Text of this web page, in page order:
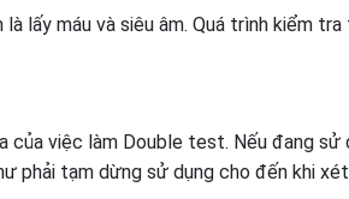
lấy máu và siêu âm. Quá trình kiểm
việc làm Double test. Nếu đang sử
phải tạm dừng sử dụng cho đến khi